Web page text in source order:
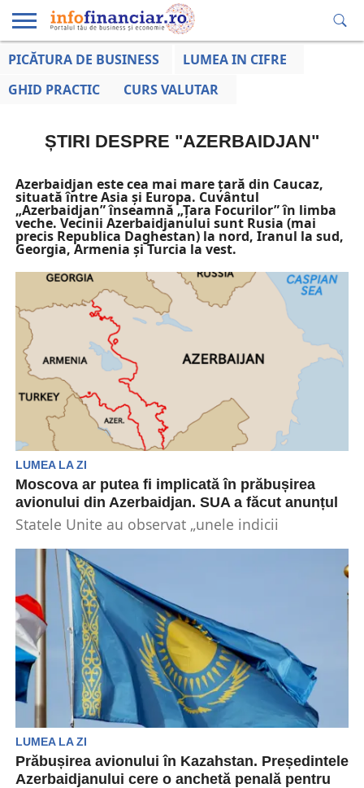
EDUCAȚIE
LA ZI
AFACERILOR
PICĂTURA DE BUSINESS
LUMEA IN CIFRE
GHID PRACTIC
CURS VALUTAR
ȘTIRI DESPRE "AZERBAIDJAN"
Azerbaidjan este cea mai mare țară din Caucaz,
situată între Asia și Europa. Cuvântul
„Azerbaidjan” înseamnă „Țara Focurilor” în limba
veche. Vecinii Azerbaidjanului sunt Rusia (mai
precis Republica Daghestan) la nord, Iranul la sud,
Georgia, Armenia și Turcia la vest.
LUMEA LA ZI
Moscova ar putea fi implicată în prăbușirea
avionului din Azerbaidjan. SUA a făcut anunțul
Statele Unite au observat „unele indicii
a Rusiei în prăbușirea...
LUMEA LA ZI
Prăbușirea avionului în Kazahstan. Președintele
Azerbaidjanului cere o anchetă penală pentru